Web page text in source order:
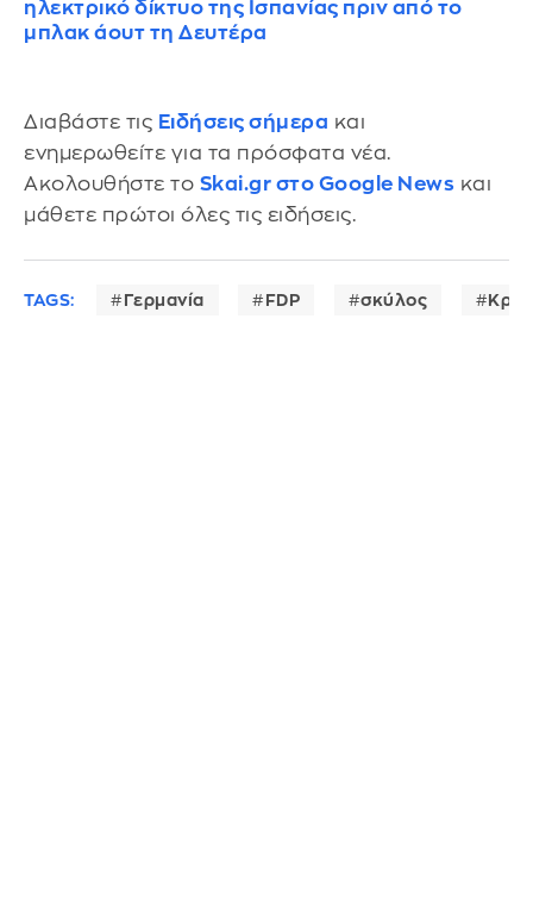
ηλεκτρικό δίκτυο της Ισπανίας πριν από το
μπλακ άουτ τη Δευτέρα
Διαβάστε τις Ειδήσεις σήμερα και
ενημερωθείτε για τα πρόσφατα νέα.
Ακολουθήστε το Skai.gr στο Google News και
μάθετε πρώτοι όλες τις ειδήσεις.
TAGS: Γερμανία FDP σκύλος